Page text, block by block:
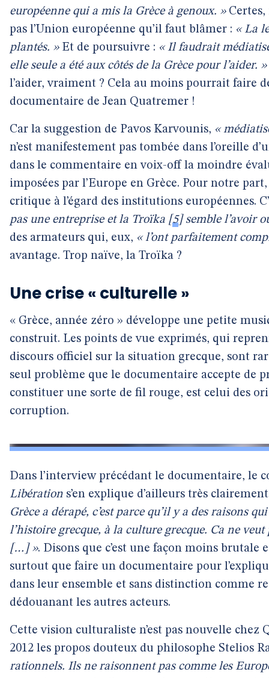
européenne qui a mis la Grèce à genoux. »Certes,
pas l’Union européenne qu’il faut blâmer : « La
plantés. »Et de poursuivre : « Il faudrait
elle seule a été aux côtés de la Grèce pour l’aider. »
l’aider, vraiment ? Cela au moins pourrait faire
documentaire de Jean Quatremer !
Car la suggestion de Pavos Karvounis, «
n’est manifestement pas tombée dans l’oreille
dans le commentaire en voix-off la moindre
imposées par l’Europe en Grèce. Pour notre
critique à l’égard des institutions européennes.
pas une entreprise et la Troïka [5]semble l’avoir
des armateurs qui, eux, « l’ont parfaitement
avantage. Trop naïve, la Troïka ?
Une crise « culturelle »
« Grèce, année zéro » développe une petite
construit. Les points de vue exprimés, qui
discours officiel sur la situation grecque, sont
seul problème que le documentaire accepte de
constituer une sorte de fil rouge, est celui des
corruption.
Dans l’interview précédant le documentaire, le
Libération s’en explique d’ailleurs très
Grèce a dérapé, c’est parce qu’il y a des raisons
l’histoire grecque, à la culture grecque. Ca ne
[…] ». Disons que c’est une façon moins brutale
surtout que faire un documentaire pour
dans leur ensemble et sans distinction comme
dédouanant les autres acteurs.
Cette vision culturaliste n’est pas nouvelle chez
2012 les propos douteux du philosophe Stelios
rationnels. Ils ne raisonnent pas comme les